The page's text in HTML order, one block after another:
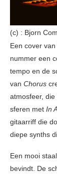
(c) : Bjorn
Een cover van
nummer een
tempo en de
van Chorus
atmosfeer,
sferen met In
gitaarriff die
diepe synths
Een mooi
bevindt. De